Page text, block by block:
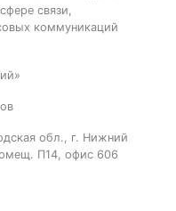
связи,
коммуникаций
обл., г. Нижний
П14, офис 606